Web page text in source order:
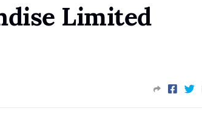
Limited